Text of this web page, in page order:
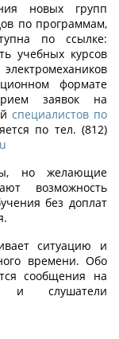
новых групп
по программам,
по ссылке:
учебных курсов
формате
заявок на
специалистов по
по тел. (812)
но желающие
возможность
без доплат
ситуацию и
времени. Обо
сообщения на
и слушатели